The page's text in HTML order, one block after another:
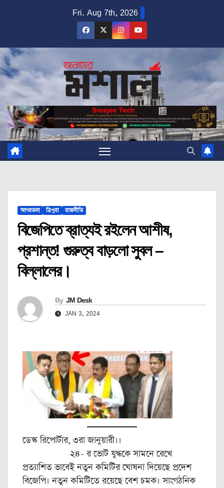
Fri. Aug 7th, 2026
আগরতলা ত্রিপুরা রাজনীতি
বিজেপিতে ব্রাত্যই রইলেন আশীষ,
প্রশান্ত! গুরুত্ব বাড়লো সুবল –
বিল্লালের।
By JM Desk
JAN 3, 2024
ডেস্ক রিপোর্টার, ৩রা জানুয়ারী।।
২৪- র ভোট যুদ্ধকে সামনে রেখে
প্রত্যাশিত ভাবেই নতুন কমিটির ঘোষনা দিয়েছে প্রদেশ
বিজেপি। নতুন কমিটিতে রয়েছে বেশ চমক। সাংগঠনিক